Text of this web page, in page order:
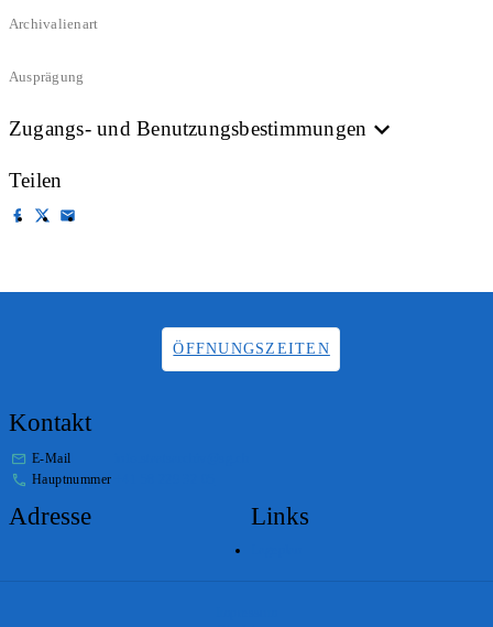
Archivalienart
Ausprägung
Zugangs- und Benutzungsbestimmungen
Teilen
ÖFFNUNGSZEITEN
Kontakt
E-Mail
Hauptnummer
Adresse Links